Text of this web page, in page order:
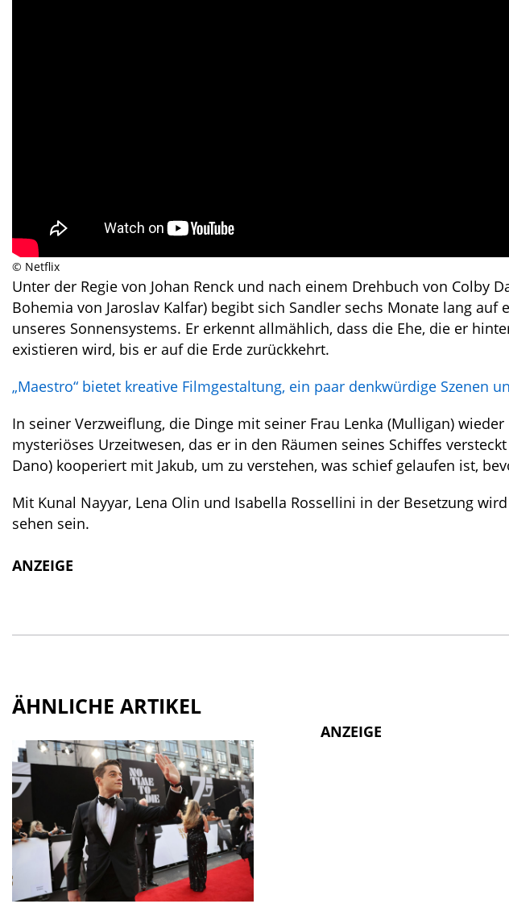
© Netflix
Unter der Regie von Johan Renck und nach einem Drehbuch von Colby
Bohemia von Jaroslav Kalfar) begibt sich Sandler sechs Monate lang auf
unseres Sonnensystems. Er erkennt allmählich, dass die Ehe, die er
existieren wird, bis er auf die Erde zurückkehrt.
„Maestro“ bietet kreative Filmgestaltung, ein paar denkwürdige Szenen
In seiner Verzweiflung, die Dinge mit seiner Frau Lenka (Mulligan)
mysteriöses Urzeitwesen, das er in den Räumen seines Schiffes
Dano) kooperiert mit Jakub, um zu verstehen, was schief gelaufen ist,
Mit Kunal Nayyar, Lena Olin und Isabella Rossellini in der Besetzung
sehen sein.
ANZEIGE
ÄHNLICHE ARTIKEL
ANZEIGE